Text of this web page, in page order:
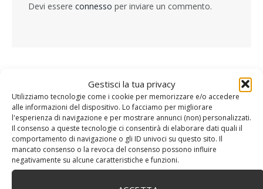
Gestisci la tua privacy
Utilizziamo tecnologie come i cookie per memorizzare e/o accedere
alle informazioni del dispositivo. Lo facciamo per migliorare
l'esperienza di navigazione e per mostrare annunci (non) personalizzati.
Il consenso a queste tecnologie ci consentirà di elaborare dati quali il
comportamento di navigazione o gli ID univoci su questo sito. Il
mancato consenso o la revoca del consenso possono influire
negativamente su alcune caratteristiche e funzioni.
Devi essere connesso per inviare un commento.